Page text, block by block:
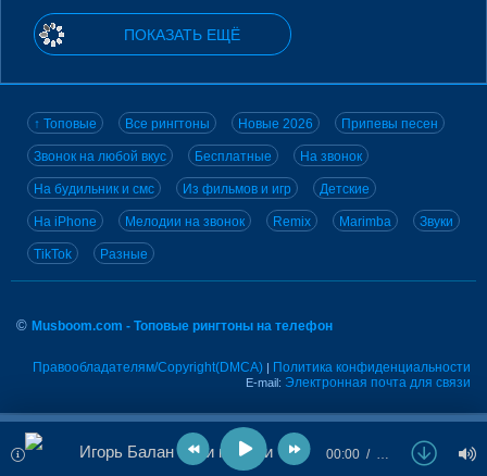
ПОКАЗАТЬ ЕЩЁ
↑ Топовые Все рингтоны Новые 2026 Припевы песен
Звонок на любой вкус Бесплатные На звонок
На будильник и смс Из фильмов и игр Детские
На iPhone Мелодии на звонок Remix Marimba Звуки
TikTok Разные
© Musboom.com - Топовые рингтоны на телефон
Правообладателям/Copyright(DMCA) | Политика конфиденциальности
E-mail: Электронная почта для связи
Игорь Балан - Три недели 00:00 …